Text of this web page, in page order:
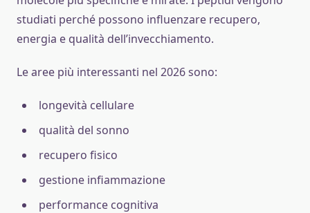
studiati perché possono influenzare recupero,
energia e qualità dell’invecchiamento.
Le aree più interessanti nel 2026 sono:
longevità cellulare
qualità del sonno
recupero fisico
gestione infiammazione
performance cognitiva